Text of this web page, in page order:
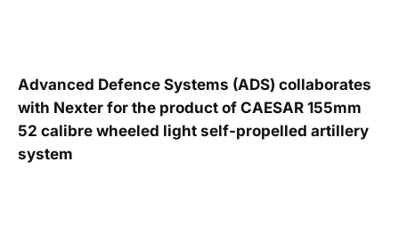
Advanced Defence Systems (ADS) collaborates
with Nexter for the product of CAESAR 155mm
52 calibre wheeled light self-propelled artillery
system